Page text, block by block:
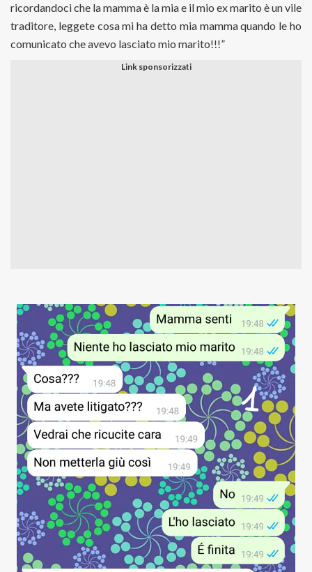
ricordandoci che la mamma è la mia e il mio ex marito è un vile
traditore, leggete cosa mi ha detto mia mamma quando le ho
comunicato che avevo lasciato mio marito!!!”